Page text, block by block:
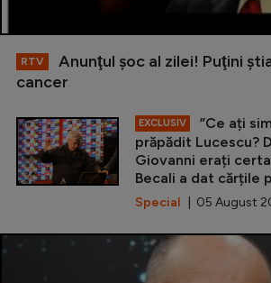
RTV
Anunţul şoc al zilei! Puţini
cancer
EXCLUSIV
”Ce ați
prăpădit Lucescu?
Giovanni erați
Becali a dat cărțile
Special | 05 August